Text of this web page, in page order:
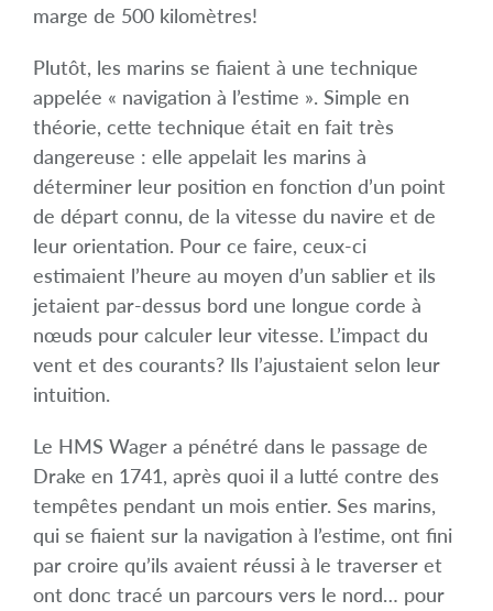
marge de 500 kilomètres!
Plutôt, les marins se fiaient à une technique
appelée « navigation à l’estime ». Simple en
théorie, cette technique était en fait très
dangereuse : elle appelait les marins à
déterminer leur position en fonction d’un point
de départ connu, de la vitesse du navire et de
leur orientation. Pour ce faire, ceux-ci
estimaient l’heure au moyen d’un sablier et ils
jetaient par-dessus bord une longue corde à
nœuds pour calculer leur vitesse. L’impact du
vent et des courants? Ils l’ajustaient selon leur
intuition.
Le HMS Wager a pénétré dans le passage de
Drake en 1741, après quoi il a lutté contre des
tempêtes pendant un mois entier. Ses marins,
qui se fiaient sur la navigation à l’estime, ont fini
par croire qu’ils avaient réussi à le traverser et
ont donc tracé un parcours vers le nord… pour